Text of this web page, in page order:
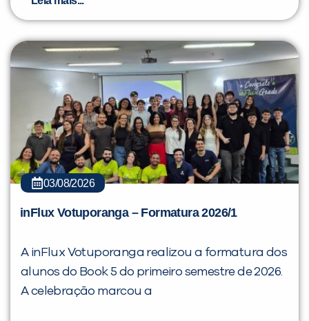
03/08/2026
inFlux Votuporanga – Formatura 2026/1
A inFlux Votuporanga realizou a formatura dos
alunos do Book 5 do primeiro semestre de 2026.
A celebração marcou a